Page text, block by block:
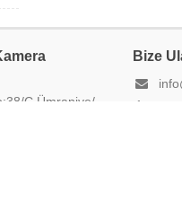
C Ümraniye/
Bize